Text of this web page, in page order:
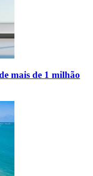
mais de 1 milhão